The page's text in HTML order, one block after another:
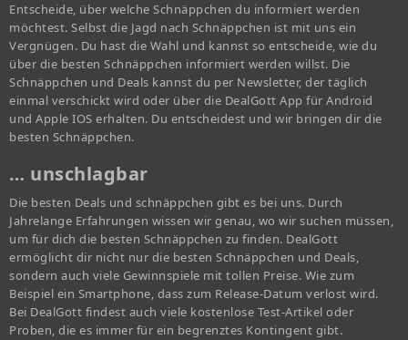
Entscheide, über welche Schnäppchen du informiert werden
möchtest. Selbst die Jagd nach Schnäppchen ist mit uns ein
Vergnügen. Du hast die Wahl und kannst so entscheide, wie du
über die besten Schnäppchen informiert werden willst. Die
Schnäppchen und Deals kannst du per Newsletter, der täglich
einmal verschickt wird oder über die DealGott App für Android
und Apple IOS erhalten. Du entscheidest und wir bringen dir die
besten Schnäppchen.
… unschlagbar
Die besten Deals und schnäppchen gibt es bei uns. Durch
Jahrelange Erfahrungen wissen wir genau, wo wir suchen müssen,
um für dich die besten Schnäppchen zu finden. DealGott
ermöglicht dir nicht nur die besten Schnäppchen und Deals,
sondern auch viele Gewinnspiele mit tollen Preise. Wie zum
Beispiel ein Smartphone, dass zum Release-Datum verlost wird.
Bei DealGott findest auch viele kostenlose Test-Artikel oder
Proben, die es immer für ein begrenztes Kontingent gibt.